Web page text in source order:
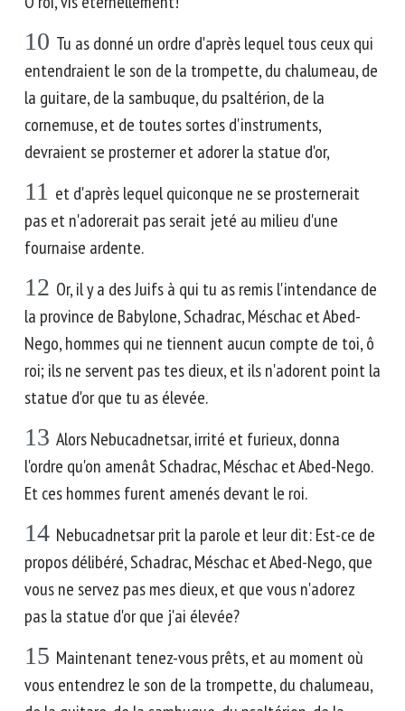
10 Tu as donné un ordre d'après lequel tous ceux qui
entendraient le son de la trompette, du chalumeau, de
la guitare, de la sambuque, du psaltérion, de la
cornemuse, et de toutes sortes d'instruments,
devraient se prosterner et adorer la statue d'or,
11 et d'après lequel quiconque ne se prosternerait
pas et n'adorerait pas serait jeté au milieu d'une
fournaise ardente.
12 Or, il y a des Juifs à qui tu as remis l'intendance de
la province de Babylone, Schadrac, Méschac et Abed-
Nego, hommes qui ne tiennent aucun compte de toi, ô
roi; ils ne servent pas tes dieux, et ils n'adorent point la
statue d'or que tu as élevée.
13 Alors Nebucadnetsar, irrité et furieux, donna
l'ordre qu'on amenât Schadrac, Méschac et Abed-Nego.
Et ces hommes furent amenés devant le roi.
14 Nebucadnetsar prit la parole et leur dit: Est-ce de
propos délibéré, Schadrac, Méschac et Abed-Nego, que
vous ne servez pas mes dieux, et que vous n'adorez
pas la statue d'or que j'ai élevée?
15 Maintenant tenez-vous prêts, et au moment où
vous entendrez le son de la trompette, du chalumeau,